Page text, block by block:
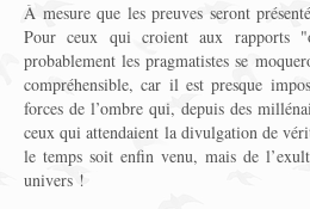
À mesure que les preuves seront
Pour ceux qui croient aux rapports
probablement les pragmatistes se
compréhensible, car il est presque
forces de l’ombre qui, depuis des
ceux qui attendaient la divulgation de
le temps soit enfin venu, mais de
univers !